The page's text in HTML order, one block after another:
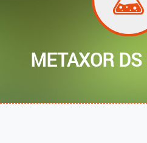
METAXOR DS